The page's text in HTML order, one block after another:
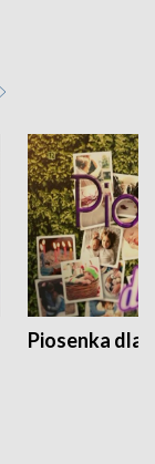
Piosenka dla